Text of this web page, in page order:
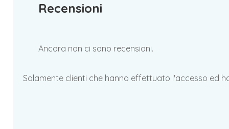
Recensioni
Ancora non ci sono recensioni.
Solamente clienti che hanno effettuato l'accesso ed